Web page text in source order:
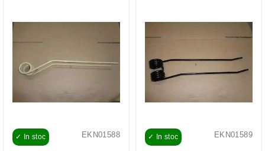
EKN01588
✓ In stoc EKN01589
✓ In stoc